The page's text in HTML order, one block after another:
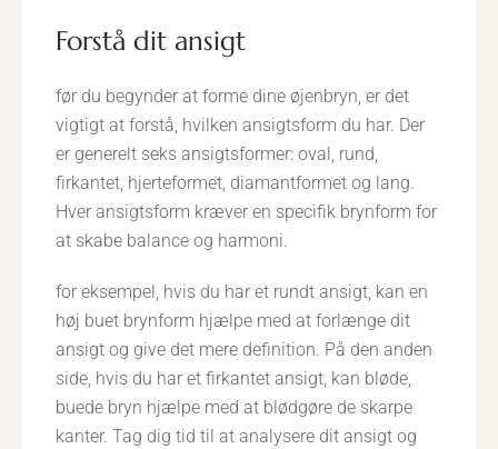
forstå dit ansigt
før du begynder at forme dine øjenbryn, er det
vigtigt at forstå, hvilken ansigtsform du har. Der
er generelt seks ansigtsformer: oval, rund,
firkantet, hjerteformet, diamantformet og lang.
Hver ansigtsform kræver en specifik brynform for
at skabe balance og harmoni.
for eksempel, hvis du har et rundt ansigt, kan en
høj buet brynform hjælpe med at forlænge dit
ansigt og give det mere definition. På den anden
side, hvis du har et firkantet ansigt, kan bløde,
buede bryn hjælpe med at blødgøre de skarpe
kanter. Tag dig tid til at analysere dit ansigt og